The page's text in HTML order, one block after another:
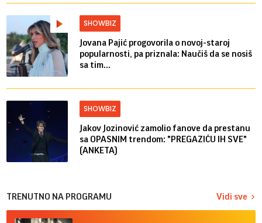
SHOWBIZ
Jovana Pajić progovorila o novoj-staroj
popularnosti, pa priznala: Naučiš da se nosiš
sa tim...
SHOWBIZ
Jakov Jozinović zamolio fanove da prestanu
sa OPASNIM trendom: "PREGAZIĆU IH SVE"
(ANKETA)
TRENUTNO NA PROGRAMU Vidi sve